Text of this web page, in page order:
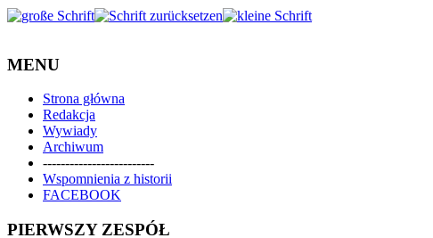
MENU
Strona główna
Redakcja
Wywiady
Archiwum
-------------------------
Wspomnienia z historii
FACEBOOK
PIERWSZY ZESPÓŁ